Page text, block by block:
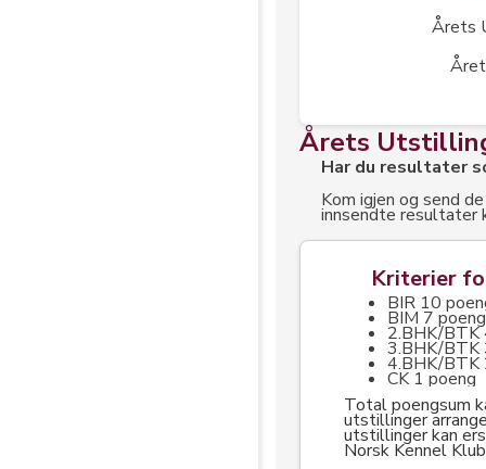
Årets
Årets
Har du resultater
Kom igjen og send
innsendte resultater
Kriterier
BIR 10
BIM 7 poeng
2.BHK/BTK
3.BHK/BTK
4.BHK/BTK
CK 1 poeng
Total poengsum
utstillinger
utstillinger kan
Norsk Kennel